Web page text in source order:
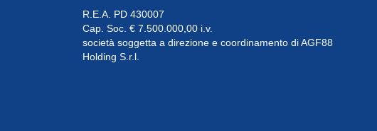
R.E.A. PD 430007
Cap. Soc. € 7.500.000,00 i.v.
società soggetta a direzione e coordinamento di AGF88
Holding S.r.l.